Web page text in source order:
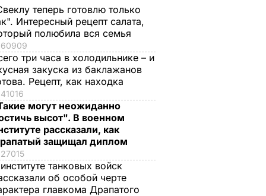
теперь готовлю только
Интересный рецепт салата,
полюбила вся семья
60909
три часа в холодильнике – и
закуска из баклажанов
Рецепт, как находка
41016
могут неожиданно
высот". В военном
рассказали, как
защищал диплом
27015
танковых войск
об особой черте
главкома Драпатого